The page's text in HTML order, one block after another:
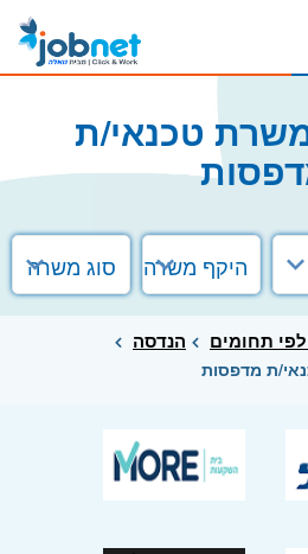
טכנאי/ת
היקף משרה סוג משרה
תחומים
הנדסה
ת מדפסות